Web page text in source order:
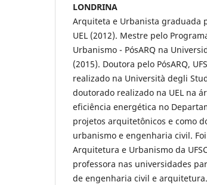
LONDRINA
Arquiteta e Urbanista graduada
UEL (2012). Mestre pelo
Urbanismo - PósARQ na
(2015). Doutora pelo PósARQ,
realizado na Università degli
doutorado realizado na UEL na
eficiência energética no
projetos arquitetônicos e como
urbanismo e engenharia civil.
Arquitetura e Urbanismo da
professora nas universidades
de engenharia civil e